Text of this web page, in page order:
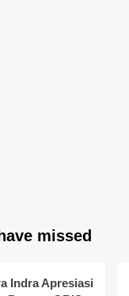
missed
Indra Apresiasi